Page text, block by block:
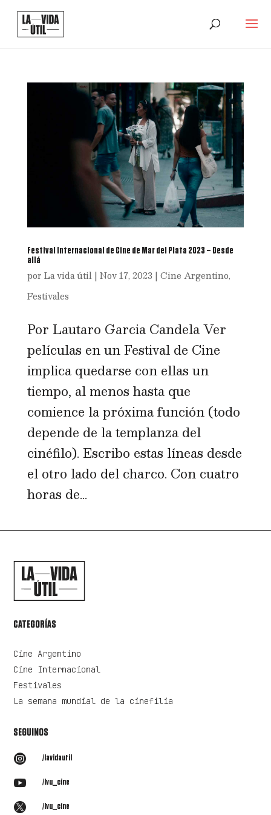
Festival Internacional de Cine de Mar del Plata 2023 – Desde
allá
por La vida útil| Nov 17, 2023 | Cine Argentino,
Festivales
Por Lautaro Garcia Candela Ver
películas en un Festival de Cine
implica quedarse con ellas un
tiempo, al menos hasta que
comience la próxima función (todo
depende de la templanza del
cinéfilo). Escribo estas líneas desde
el otro lado del charco. Con cuatro
horas de...
CATEGORÍAS
Cine Argentino
Cine Internacional
Festivales
La semana mundial de la cinefilia
SEGUINOS
 /lavidautil
 /lvu_cine
 /lvu_cine